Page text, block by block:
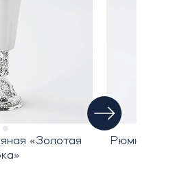
«Золотая
Рюмка